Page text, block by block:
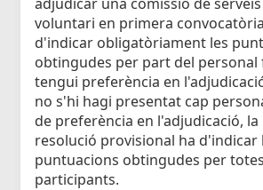
voluntari en primera
d'indicar obligatòriament les
obtingudes per part del
tengui preferència en
no s'hi hagi presentat cap
de preferència en l'adjudicació,
resolució provisional ha d'indicar
puntuacions obtingudes per
participants.